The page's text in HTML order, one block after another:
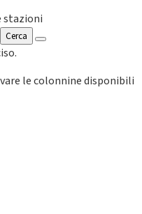
stazioni
Cerca
le colonnine disponibili